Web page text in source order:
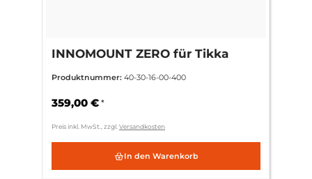
INNOMOUNT ZERO für Tikka
Ring 30mm BH 3mm =
(Standard)
Produktnummer: 40-30-16-00-400
359,00 € *
Preis inkl. MwSt., zzgl.Versandkosten
In den Warenkorb